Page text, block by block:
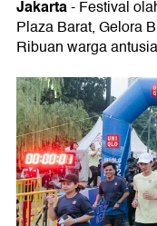
Jakarta- Festival
Plaza Barat, Gelora
Ribuan warga